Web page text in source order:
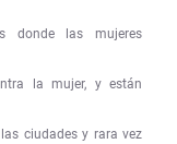
donde las mujeres
la mujer, y están
ciudades y rara vez